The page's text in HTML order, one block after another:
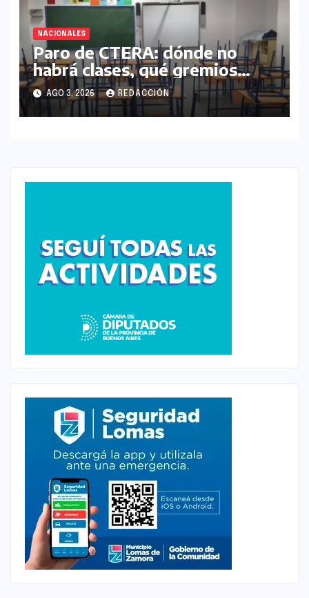
NACIONALES
Paro de CTERA: dónde no
habrá clases, qué gremios
adhieren y cuánto dura la
medida
AGO 3, 2026 REDACCIÓN